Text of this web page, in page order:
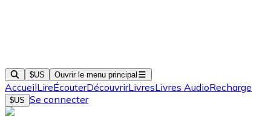
$US Ouvrir le menu principal
AccueilLireÉcouterDécouvrirLivresLivres AudioRecharge
$US Se connecter